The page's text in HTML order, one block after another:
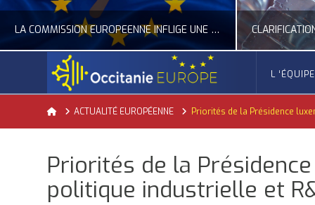
LA COMMISSION EUROPÉENNE INFLIGE UNE AMENDE RECORD À GOOGLE
ACTUALITÉ DE L'UNION EUROPÉENNE, ACTUALITÉ DE LA REPRÉSENTATION D’OCCITANIE EUROPE, NUMÉRIQUE- DIGITAL
JUILLET 24, 2026
ACTUALITÉ DE L'UNION EUROPÉENNE,
L ‘ÉQUIPE
HomeACTUALITÉ EUROPÉENNE Priorités de la Présidence
Priorités de la
politique industrielle et